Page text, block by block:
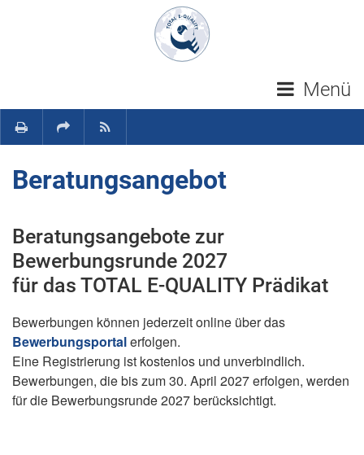
Navigation überspringen
Menü
Beratungsangebot
Beratungsangebote zur
Bewerbungsrunde 2027
für das TOTAL E-QUALITY Prädikat
Bewerbungen können jederzeit online über das
Bewerbungsportalerfolgen.
Eine Registrierung ist kostenlos und unverbindlich.
Bewerbungen, die bis zum 30. April 2027 erfolgen, werden
für die Bewerbungsrunde 2027 berücksichtigt.